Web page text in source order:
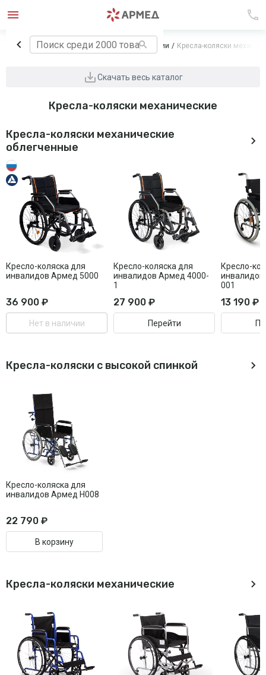
Главная Технические средства реабилитации Кресла-коляски
Скачать весь каталог
Кресла-коляски механические
Кресла-коляски механические
облегченные
Кресло-коляска для
инвалидов Армед 5000
36 900 ₽
Нет в наличии
Кресло-коляска для
инвалидов Армед 4000-
1
27 900 ₽
Перейти
Кресло-
001
13 190 ₽
Кресла-коляски с высокой спинкой
Кресло-коляска для
инвалидов Армед H008
22 790 ₽
В корзину
Кресла-коляски механические